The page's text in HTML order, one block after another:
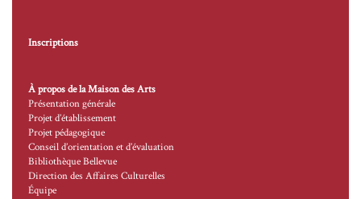
Inscriptions
À propos de la Maison des Arts
Présentation générale
Projet d’établissement
Projet pédagogique
Conseil d’orientation et d’évaluation
Bibliothèque Bellevue
Direction des Affaires Culturelles
Équipe